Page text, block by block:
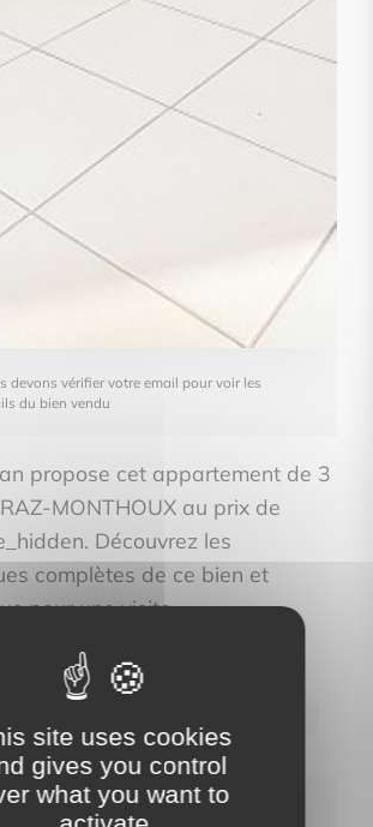
devons vérifier votre email pour voir les
du bien vendu
propose cet appartement de 3
MONTHOUX au prix de
Découvrez les
complètes de ce bien et
pour une visite.
DE
devons vérifier votre email pour voir les
site uses cookies
gives you control
what you want to